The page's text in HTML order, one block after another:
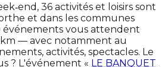
36 activités et loisirs sont
et dans les communes
événements vous attendent
km — avec notamment au
activités, spectacles. Le
? L'événement « LE BANQUET